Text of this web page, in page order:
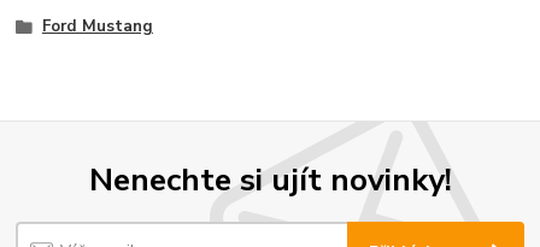
Ford Mustang
Nenechte si ujít novinky!